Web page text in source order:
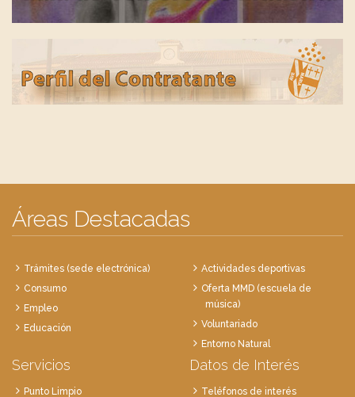
Áreas Destacadas
Trámites (sede electrónica)
Consumo
Empleo
Educación
Actividades deportivas
Oferta MMD (escuela de
música)
Voluntariado
Entorno Natural
Servicios
Punto Limpio
Datos de Interés
Teléfonos de interés